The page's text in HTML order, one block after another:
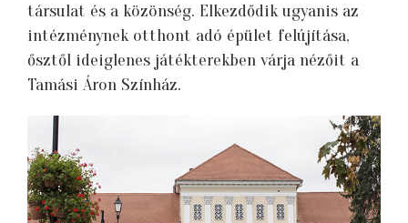
társulat és a közönség. Elkezdődik ugyanis az
intézménynek otthont adó épület felújítása,
ősztől ideiglenes játékterekben várja nézőit a
Tamási Áron Színház.